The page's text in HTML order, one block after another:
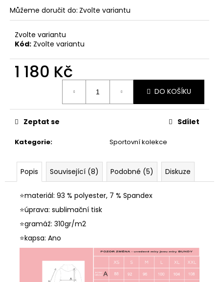
Můžeme doručit do: Zvolte variantu
Zvolte variantu
Kód: Zvolte variantu
1 180 Kč
DO KOŠÍKU
Kategorie: Sportovní kolekce
Zeptat se Sdílet
Popis Související (8) Podobné (5) Diskuze
⭐materiál: 93 % polyester, 7 % Spandex
⭐úprava: sublimační tisk
⭐gramáž: 310gr/m2
⭐kapsa: Ano
č
u
e
m
e